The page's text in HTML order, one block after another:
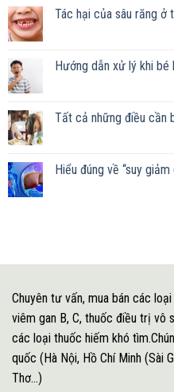
Tác hại của sâu răng ở
Hướng dẫn xử lý khi bé
Tất cả những điều cần
Hiểu đúng về “suy
Chuyên tư vấn, mua bán các
viêm gan B, C, thuốc điều trị vô
các loại thuốc hiếm khó
quốc (Hà Nội, Hồ Chí Minh (Sài
Thơ...)